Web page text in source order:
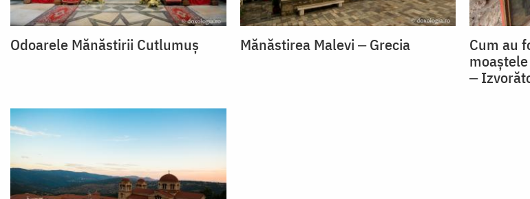
Odoarele Mănăstirii Cutlumuș Mănăstirea Malevi ‒ Grecia
Cum au
‒